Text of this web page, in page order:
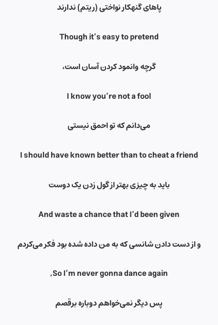
پاهای گنهکار نواختی (ریتم) ندارند
Though it’s easy to pretend
گرچه وانمود کردن آسان است،
I know you’re not a fool
می‌دانم که تو احمق نیستی
I should have known better than to cheat a friend
باید به چیزی بهتر از گول زدن یک دوست
And waste a chance that I’d been given
و از دست دادن شانسی که به من داده شده بود فکر می‌کردم
So I’m never gonna dance again,
پس دیگر نمی‌خواهم دوباره برقصم